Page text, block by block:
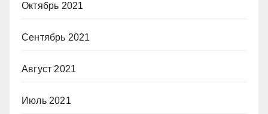
Октябрь 2021
Сентябрь 2021
Август 2021
Июль 2021